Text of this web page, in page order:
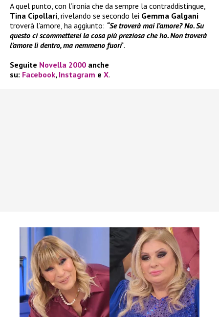
A quel punto, con l’ironia che da sempre la contraddistingue,
Tina Cipollari , rivelando se secondo lei Gemma Galgani
troverà l’amore, ha aggiunto: “Se troverà mai l’amore? No. Su
questo ci scommetterei la cosa più preziosa che ho. Non troverà
l’amore lì dentro, ma nemmeno fuori“.
Seguite Novella 2000 anche
su: Facebook, Instagram e X.